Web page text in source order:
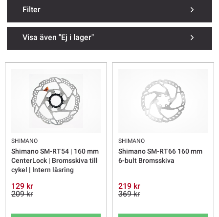
Filter
Visa även "Ej i lager"
SHIMANO
Shimano SM-RT54 | 160 mm
CenterLock | Bromsskiva till
cykel | Intern låsring
129 kr
209 kr
SHIMANO
Shimano SM-RT66 160 mm
6-bult Bromsskiva
219 kr
369 kr